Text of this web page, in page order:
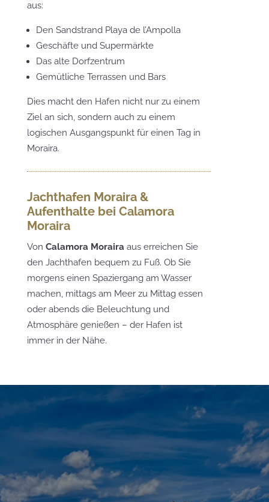
aus:
Den Sandstrand Playa de l’Ampolla
Geschäfte und Supermärkte
Das alte Dorfzentrum
Gemütliche Terrassen und Bars
Dies macht den Hafen nicht nur zu einem
Ziel an sich, sondern auch zu einem
logischen Ausgangspunkt für einen Tag in
Moraira.
Jachthafen Moraira &
Aufenthalte bei Calamora
Moraira
Von Calamora Morairaaus erreichen Sie
den Jachthafen bequem zu Fuß. Ob Sie
morgens einen Spaziergang am Wasser
machen, mittags am Meer zu Mittag essen
oder abends die Beleuchtung und
Atmosphäre genießen – der Hafen ist
immer in der Nähe.